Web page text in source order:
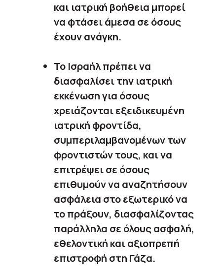
και ιατρική βοήθεια μπορεί
να φτάσει άμεσα σε όσους
έχουν ανάγκη.
Το Ισραήλ πρέπει να
διασφαλίσει την ιατρική
εκκένωση για όσους
χρειάζονται εξειδικευμένη
ιατρική φροντίδα,
συμπεριλαμβανομένων των
φροντιστών τους, και να
επιτρέψει σε όσους
επιθυμούν να αναζητήσουν
ασφάλεια στο εξωτερικό να
το πράξουν, διασφαλίζοντας
παράλληλα σε όλους ασφαλή,
εθελοντική και αξιοπρεπή
επιστροφή στη Γάζα.